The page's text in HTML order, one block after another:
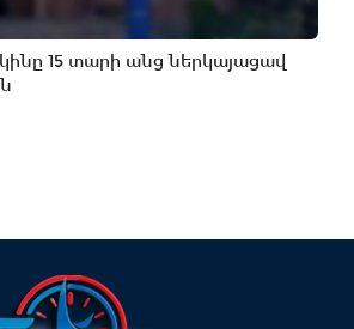
15 տարի անց ներկայացավ